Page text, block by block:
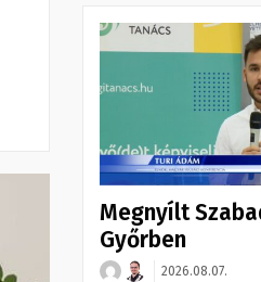
Megnyílt
Győrben
2026.08.07.